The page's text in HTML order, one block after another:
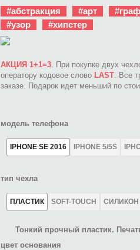
#абстракция #арт
#узор
#хипстер
АКЦИЯ 1+1=3. При покупке двух
оператору кодовое слово LAST. Все
заказе. Подарок идет меньший по
модель телефона
IPHONE SE 2016 IPHONE 5/5S
тип чехла
ПЛАСТИК SOFT-TOUCH СИЛИКОН
Тонкий прочный пластик.
цвет основания